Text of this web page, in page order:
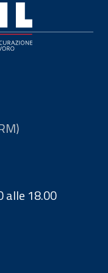
alle 18.00